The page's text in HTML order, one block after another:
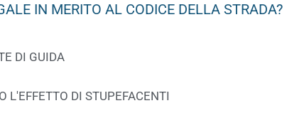
IN MERITO AL CODICE DELLA STRADA?
DI GUIDA
L'EFFETTO DI STUPEFACENTI